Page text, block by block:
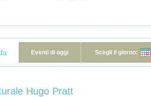
Eventi di oggi Scegli il giorno:
Hugo Pratt